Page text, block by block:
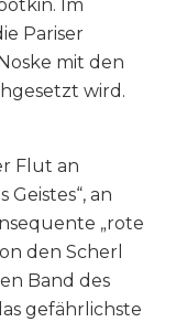
Im
Pariser
mit den
wird.
Flut an
an
„rote
den Scherl
Band des
gefährlichste